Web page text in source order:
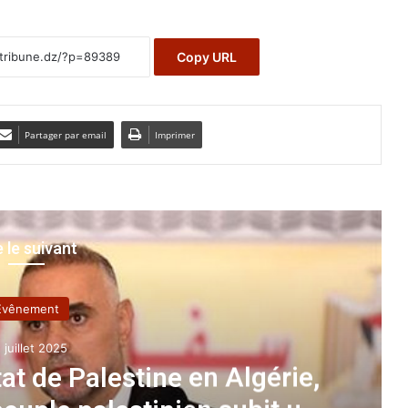
Copy URL
Partager par email Imprimer
le suivant
14 août 2022
ECOLOGIE: